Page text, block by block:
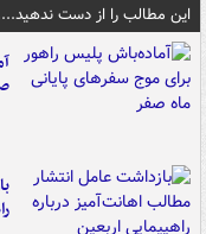
این مطالب را از دست